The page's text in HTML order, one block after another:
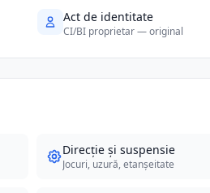
Act de identitate
CI/BI proprietar — original
Direcție și suspensie
Jocuri, uzură, etanșeitate